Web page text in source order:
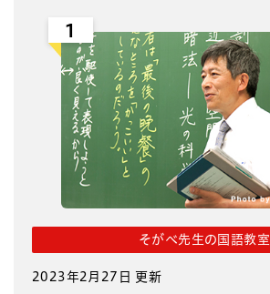
1
そがべ先生の国語教室
2023年2月27日 更新